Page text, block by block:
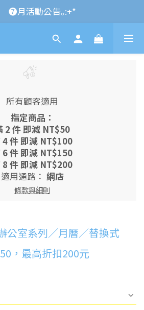
官網消費滿千折百~RUN~:+*
❼月活動公告｡:+*
官網消費滿千折百~RUN~:+*
所有顧客適用
指定商品：
2 件 即減 NT$50
4 件 即減 NT$100
6 件 即減 NT$150
8 件 即減 NT$200
適用通路： 網店
條款與細則
室系列／月曆／替換式
，最高折扣200元